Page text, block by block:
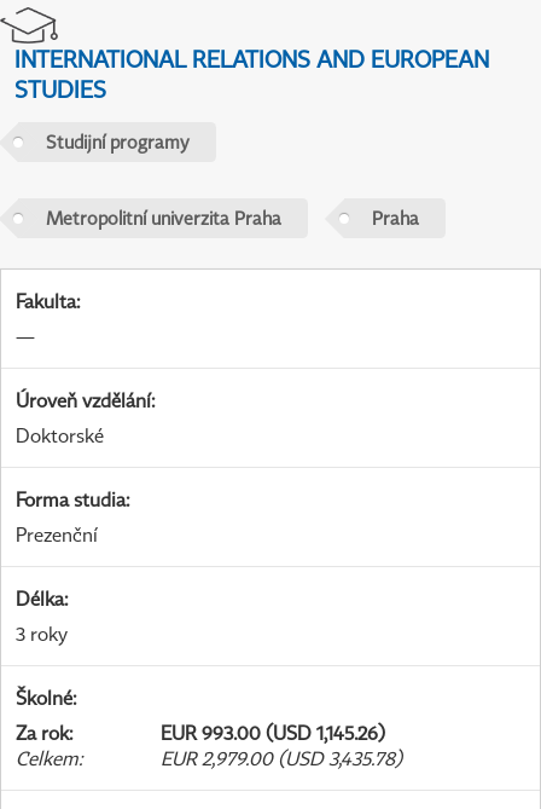
INTERNATIONAL RELATIONS AND EUROPEAN
STUDIES
Studijní programy
Metropolitní univerzita Praha Praha
Fakulta:
—
Úroveň vzdělání:
Doktorské
Forma studia:
Prezenční
Délka:
3 roky
Školné:
Za rok:
EUR 993.00 (USD 1,145.26)
Celkem: EUR 2,979.00 (USD 3,435.78)